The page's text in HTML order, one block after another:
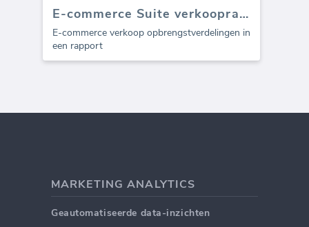
E-commerce Suite verkooprapport (Rapport)
E-commerce verkoop opbrengstverdelingen in
een rapport
MARKETING ANALYTICS
Geautomatiseerde data-inzichten